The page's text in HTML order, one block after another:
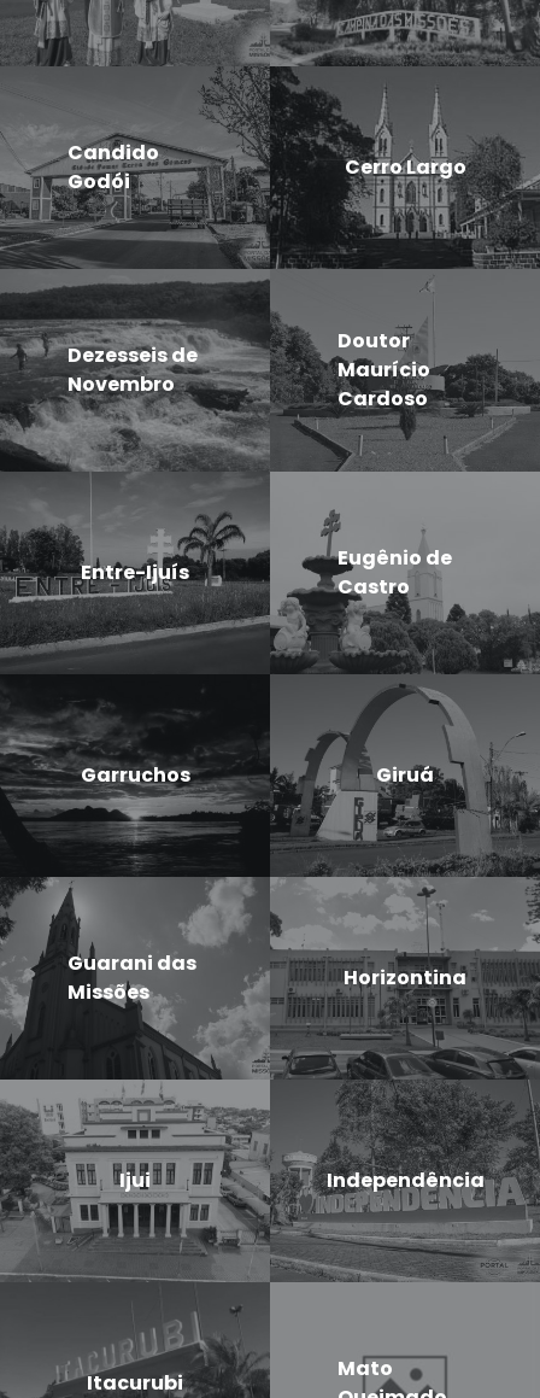
Candido
Godói
Cerro Largo
Dezesseis de
Novembro
Doutor
Maurício
Cardoso
Entre-Ijuís
Eugênio de
Castro
Garruchos Giruá
Guarani das
Missões
Horizontina
Ijui Independência
Itacurubi
Mato